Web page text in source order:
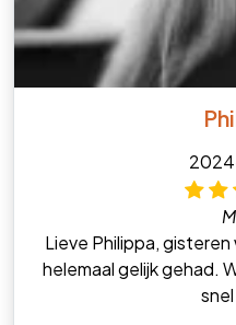
Lieve Philippa,
helemaal gelijk gehad.